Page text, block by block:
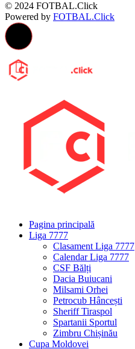
© 2024 FOTBAL.Click
Powered by FOTBAL.Click
Pagina principală
Liga 7777
Clasament Liga 7777
Calendar Liga 7777
CSF Bălți
Dacia Buiucani
Milsami Orhei
Petrocub Hâncești
Sheriff Tiraspol
Spartanii Sportul
Zimbru Chișinău
Cupa Moldovei